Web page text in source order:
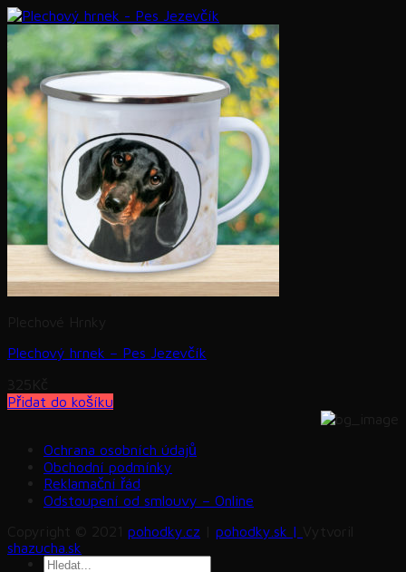
Plechové Hrnky
Plechový hrnek – Pes Jezevčík
Kč
Přidat do košíku
Ochrana osobních údajů
Obchodní podmínky
Reklamační řád
Odstoupení od smlouvy – Online
Copyright © 2021 pohodky.cz pohodky.sk |
Vytvoril
shazucha.sk
Hledat: